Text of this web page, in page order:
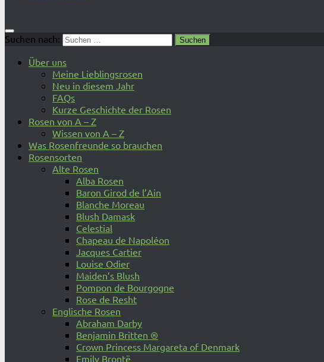
Suchen nach:
Über uns
Meine Lieblingsrosen
Neu in diesem Jahr
FAQs
Kurze Geschichte der Rosen
Rosen von A – Z
Wissen von A – Z
Was Rosenfreunde so brauchen
Rosensorten
Alte Rosen
Alba Rosen
Baron Girod de l’Ain
Blanche Moreau
Blush Damask
Celestial
Chapeau de Napoléon
Jacques Cartier
Louise Odier
Maiden’s Blush
Pompon de Bourgogne
Rose de Resht
Englische Rosen
Abraham Darby
Benjamin Britten ®
Crown Princess Margareta of Denmark
Emily Brontë